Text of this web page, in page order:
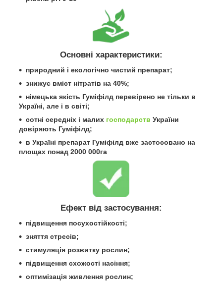
Основні характеристики:
природний і екологічно чистий препарат;
знижує вміст нітратів на 40%;
німецька якість Гуміфілд перевірено не тільки в
Україні, але і в світі;
сотні середніх і малих господарств України
довіряють Гуміфілд;
в Україні препарат Гуміфілд вже застосовано на
площах понад 2000 000га
Ефект від застосування:
підвищення посухостійкості;
зняття стресів;
стимуляція розвитку рослин;
підвищення схожості насіння;
оптимізація живлення рослин;